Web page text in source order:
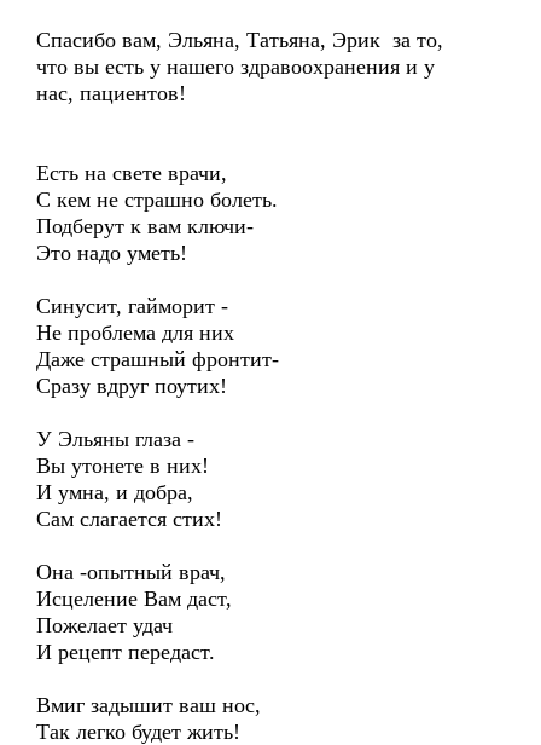
Спасибо вам, Эльяна, Татьяна, Эрик за то,
что вы есть у нашего здравоохранения и у
нас, пациентов!
Есть на свете врачи,
С кем не страшно болеть.
Подберут к вам ключи-
Это надо уметь!
Синусит, гайморит -
Не проблема для них
Даже страшный фронтит-
Сразу вдруг поутих!
У Эльяны глаза -
Вы утонете в них!
И умна, и добра,
Сам слагается стих!
Она -опытный врач,
Исцеление Вам даст,
Пожелает удач
И рецепт передаст.
Вмиг задышит ваш нос,
Так легко будет жить!